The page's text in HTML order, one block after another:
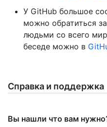
У GitHub большое
можно обратиться
людьми со всего
беседе можно в
Справка и поддержка
Вы нашли что вам